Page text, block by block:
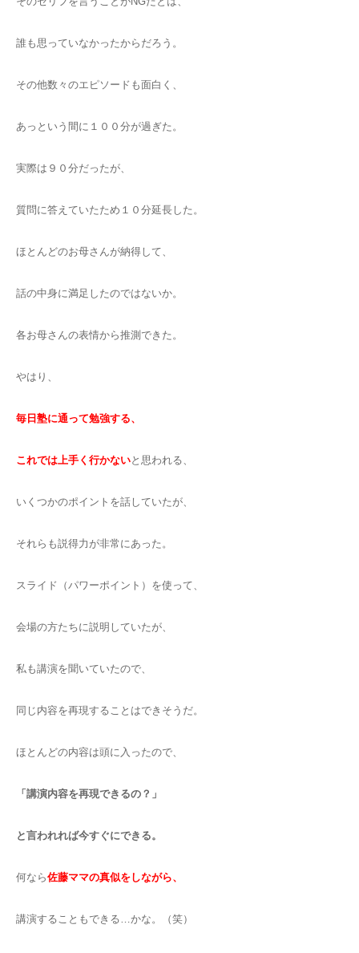
誰も思っていなかったからだろう。
その他数々のエピソードも面白く、
あっという間に１００分が過ぎた。
実際は９０分だったが、
質問に答えていたため１０分延長した。
ほとんどのお母さんが納得して、
話の中身に満足したのではないか。
各お母さんの表情から推測できた。
やはり、
毎日塾に通って勉強する、
これでは上手く行かないと思われる、
いくつかのポイントを話していたが、
それらも説得力が非常にあった。
スライド（パワーポイント）を使って、
会場の方たちに説明していたが、
私も講演を聞いていたので、
同じ内容を再現することはできそうだ。
ほとんどの内容は頭に入ったので、
「講演内容を再現できるの？」
と言われれば今すぐにできる。
何なら佐藤ママの真似をしながら、
講演することもできる…かな。（笑）